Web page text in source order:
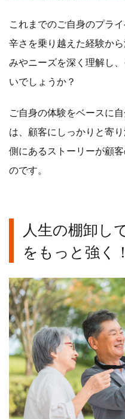
これまでのご自身のプラ
辛さを乗り越えた経験か
みやニーズを深く理解し
いでしょうか？
ご自身の体験をベースに
は、顧客にしっかりと寄
側にあるストーリーが顧
のです。
人生の棚卸し
をもっと強く！